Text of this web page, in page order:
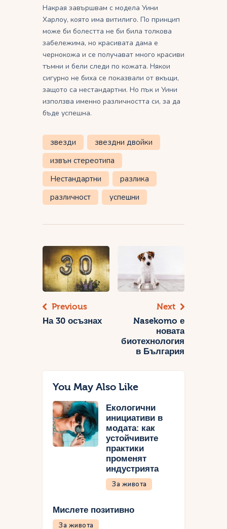
Накрая завършвам с модела Уини
Харлоу, която има витилиго. По принцип
може би болестта не би била толкова
забележима, но красивата дама е
чернокожа и се получават много красиви
тъмни и бели следи по кожата. Някои
сигурно не биха се показвали от вкъщи,
защото са нестандартни. Но пък и Уини
използва именно различността си, за да
бъде успешна.
звезди
звездни двойки
извън стереотипа
Нестандартни
разлика
различност
успешни
Навигация
Previous
На 30 осъзнах
Next
Nasekomo е
новата
биотехнология
в България
You May Also Like
Екологични
инициативи в
модата: как
устойчивите
практики
променят
индустрията
За живота
Мислете позитивно
За живота